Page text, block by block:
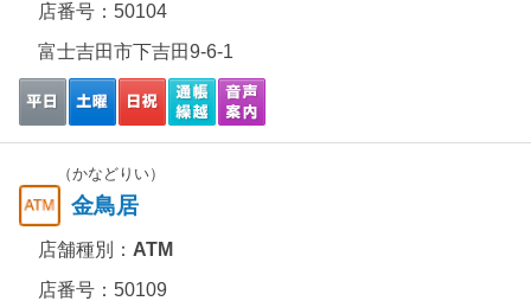
店番号：50104
富士吉田市下吉田9-6-1
（かなどりい）
金鳥居
店舗種別： ATM
店番号：50109